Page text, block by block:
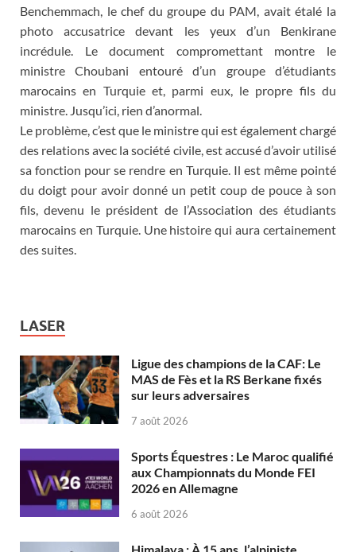
Benchemmach, le chef du groupe du PAM, avait étalé la
photo accusatrice devant les yeux d’un Benkirane
incrédule. Le document compromettant montre le
ministre Choubani entouré d’un groupe d’étudiants
marocains en Turquie et, parmi eux, le propre fils du
ministre. Jusqu’ici, rien d’anormal.
Le problème, c’est que le ministre qui est également chargé
des relations avec la société civile, est accusé d’avoir utilisé
sa fonction pour se rendre en Turquie. Il est même pointé
du doigt pour avoir donné un petit coup de pouce à son
fils, devenu le président de l’Association des étudiants
marocains en Turquie. Une histoire qui aura certainement
des suites.
LASER
Ligue des champions de la CAF: Le
MAS de Fès et la RS Berkane fixés
sur leurs adversaires
7 août 2026
Sports Équestres : Le Maroc qualifié
aux Championnats du Monde FEI
2026 en Allemagne
6 août 2026